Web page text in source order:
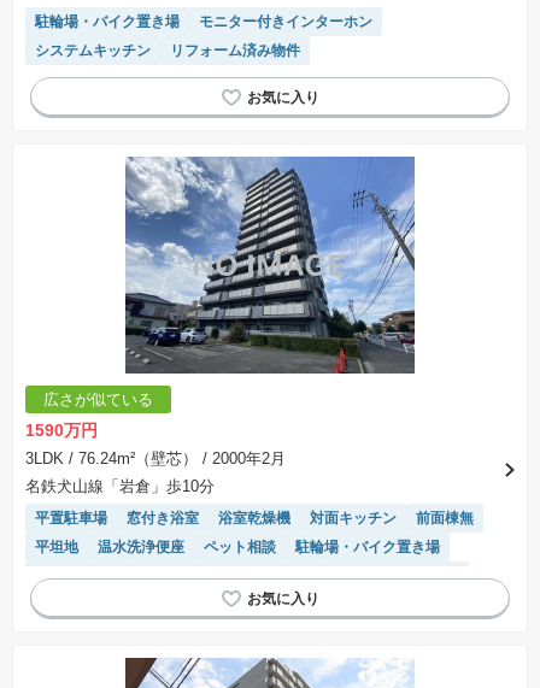
駐輪場・バイク置き場
モニター付きインターホン
システムキッチン
リフォーム済み物件
広さが似ている
1590万円
3LDK / 76.24m²（壁芯）
/ 2000年2月
名鉄犬山線「岩倉」歩10分
平置駐車場 窓付き浴室 浴室乾燥機 対面キッチン
前面棟無
平坦地
温水洗浄便座 ペット相談
駐輪場・バイク置き場
閑静な住宅地
モニター付きインターホン
駐車場(普通車)あり
陽当り良好
システムキッチン エレベーター